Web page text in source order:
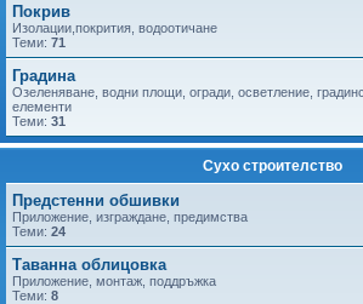
Покрив
Изолации,покрития, водоотичане
Теми: 71
Градина
Озеленяване, водни площи, огради, осветление,
елементи
Теми: 31
Сухо строителство
Предстенни обшивки
Приложение, изграждане, предимства
Теми: 24
Таванна облицовка
Приложение, монтаж, поддръжка
Теми: 8